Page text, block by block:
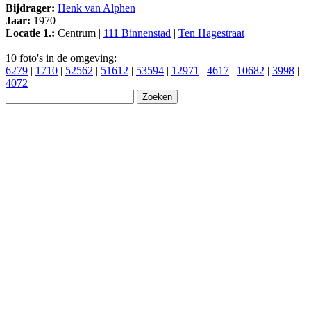
Bijdrager: Henk van Alphen
Jaar: 1970
Locatie 1.: Centrum | 111 Binnenstad | Ten Hagestraat
10 foto's in de omgeving:
6279 | 1710 | 52562 | 51612 | 53594 | 12971 | 4617 | 10682 | 3998 |
4072